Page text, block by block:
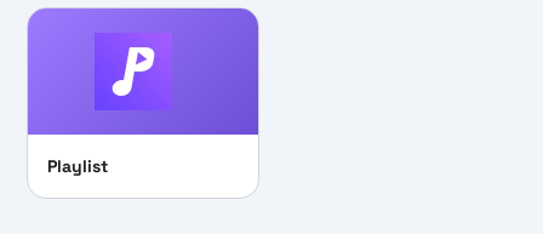
Playlist